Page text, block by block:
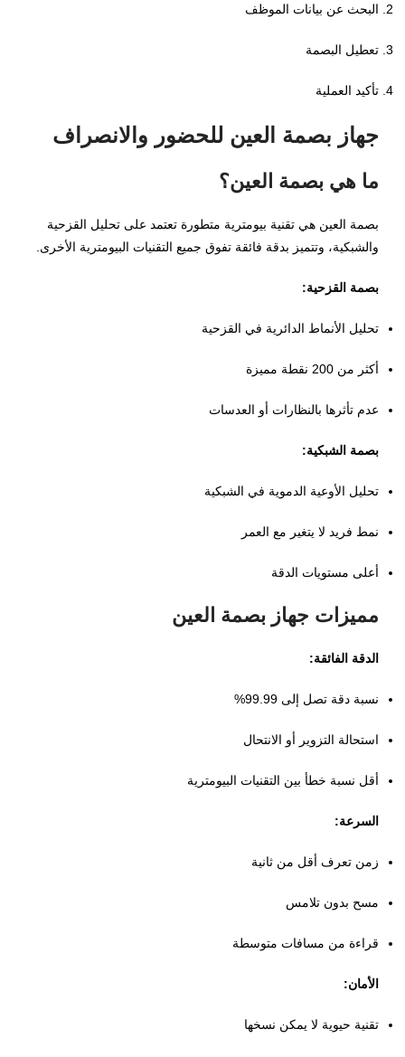
البحث عن بيانات الموظف
تعطيل البصمة
تأكيد العملية
جهاز بصمة العين للحضور والانصراف
ما هي بصمة العين؟
بصمة العين هي تقنية بيومترية متطورة تعتمد على تحليل القزحية
والشبكية، وتتميز بدقة فائقة تفوق جميع التقنيات البيومترية الأخرى.
بصمة القزحية:
تحليل الأنماط الدائرية في القزحية
أكثر من 200 نقطة مميزة
عدم تأثرها بالنظارات أو العدسات
بصمة الشبكية:
تحليل الأوعية الدموية في الشبكية
نمط فريد لا يتغير مع العمر
أعلى مستويات الدقة
مميزات جهاز بصمة العين
الدقة الفائقة:
نسبة دقة تصل إلى 99.99%
استحالة التزوير أو الانتحال
أقل نسبة خطأ بين التقنيات البيومترية
السرعة:
زمن تعرف أقل من ثانية
مسح بدون تلامس
قراءة من مسافات متوسطة
الأمان:
تقنية حيوية لا يمكن نسخها